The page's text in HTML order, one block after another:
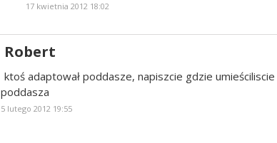
17 kwietnia 2012 18:02
Robert
ktoś adaptował poddasze, napiszcie gdzie
poddasza
5 lutego 2012 19:55